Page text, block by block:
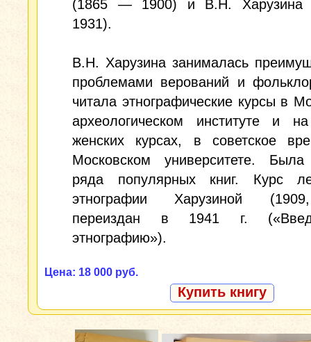
(1865 — 1900) и В.Н.
1931).
В.Н. Харузина занималась
проблемами верований и
читала этнографические курсы в
археологическом институте и
женских курсах, в советское
Московском университете.
ряда популярных книг. Курс
этнографии Харузиной
переиздан в 1941 г.
этнографию»).
Цена: 18 000 руб.
Купить книгу